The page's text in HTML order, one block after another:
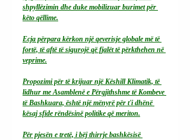
shpyllëzimin dhe duke mobilizuar burimet për
këto qëllime.
Ecja përpara kërkon një qeverisje globale më të
fortë, të aftë të sigurojë që fjalët të përkthehen në
veprime.
Propozimi për të krijuar një Këshill Klimatik, të
lidhur me Asamblenë e Përgjithshme të Kombeve
të Bashkuara, është një mënyrë për t'i dhënë
kësaj sfide rëndësinë politike që meriton.
Për pjesën e tretë, i bëj thirrje bashkësisë